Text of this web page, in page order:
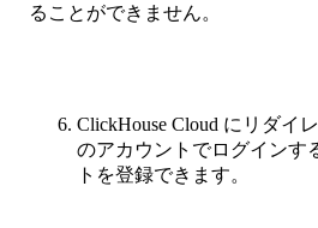
ることができません。
ClickHouse Cloud にリダイ
のアカウントでログインす
トを登録できます。